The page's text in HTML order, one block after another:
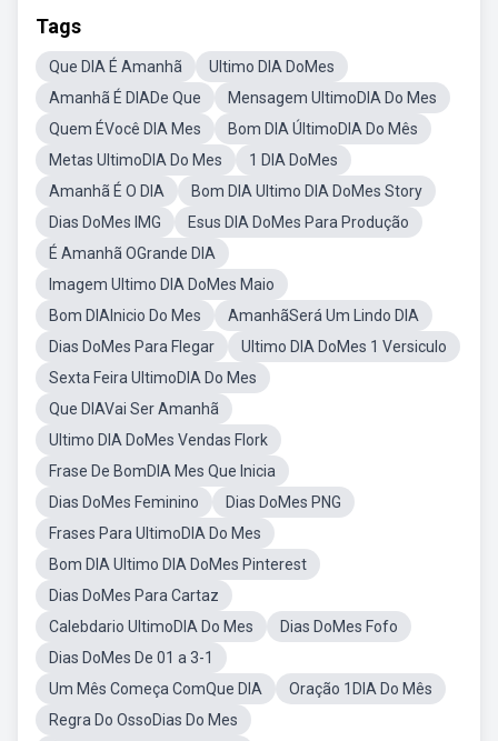
Tags
Que DIA É Amanhã
Ultimo DIA DoMes
Amanhã É DIADe Que
Mensagem UltimoDIA Do Mes
Quem ÉVocê DIA Mes
Bom DIA ÚltimoDIA Do Mês
Metas UltimoDIA Do Mes
1 DIA DoMes
Amanhã É O DIA
Bom DIA Ultimo DIA DoMes Story
Dias DoMes IMG
Esus DIA DoMes Para Produção
É Amanhã OGrande DIA
Imagem Ultimo DIA DoMes Maio
Bom DIAInicio Do Mes
AmanhãSerá Um Lindo DIA
Dias DoMes Para Flegar
Ultimo DIA DoMes 1 Versiculo
Sexta Feira UltimoDIA Do Mes
Que DIAVai Ser Amanhã
Ultimo DIA DoMes Vendas Flork
Frase De BomDIA Mes Que Inicia
Dias DoMes Feminino
Dias DoMes PNG
Frases Para UltimoDIA Do Mes
Bom DIA Ultimo DIA DoMes Pinterest
Dias DoMes Para Cartaz
Calebdario UltimoDIA Do Mes
Dias DoMes Fofo
Dias DoMes De 01 a 3-1
Um Mês Começa ComQue DIA
Oração 1DIA Do Mês
Regra Do OssoDias Do Mes